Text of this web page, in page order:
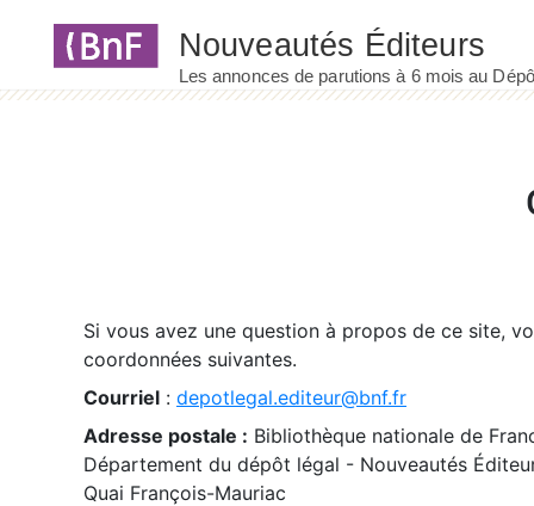
Si vous avez une question à propos de ce site,
coordonnées suivantes.
Courriel : depotlegal.editeur@bnf.fr
Adresse postale : Bibliothèque nationale de
Département du dépôt légal - Nouveautés
Quai François-Mauriac